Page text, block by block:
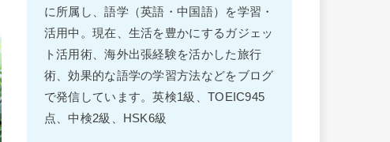
に所属し、語学（英語・中国語）を学習・
活用中。現在、生活を豊かにするガジェッ
ト活用術、海外出張経験を活かした旅行
術、効果的な語学の学習方法などをブログ
で発信しています。英検1級、TOEIC945
点、中検2級、HSK6級